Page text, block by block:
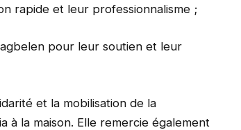
rapide et leur professionnalisme ;
pour leur soutien et leur
et la mobilisation de la
la maison. Elle remercie également